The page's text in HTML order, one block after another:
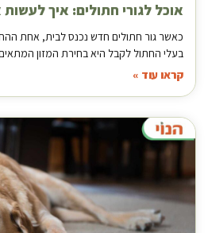
אוכל לגורי חתולים: איך
כאשר גור חתולים חדש נכנס לבית, אחת
בעלי החתול לקבל היא בחירת המזון
קראו עוד »